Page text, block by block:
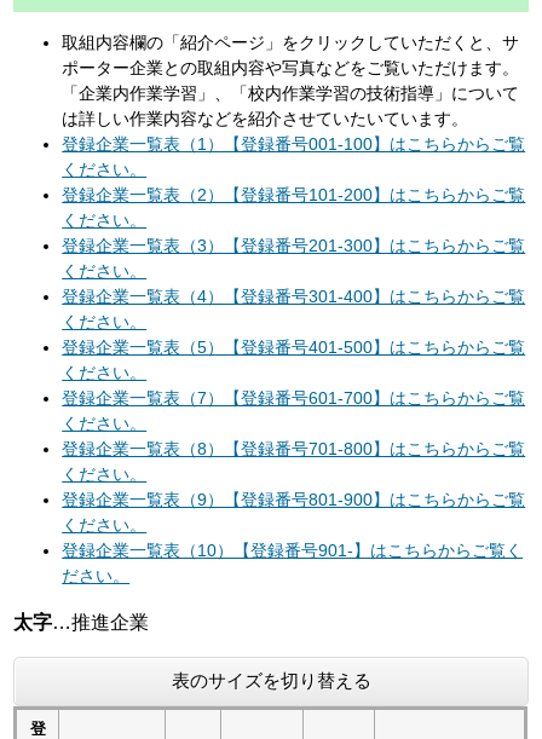
取組内容欄の「紹介ページ」をクリックしていただくと、サ
ポーター企業との取組内容や写真などをご覧いただけます。
「企業内作業学習」、「校内作業学習の技術指導」について
は詳しい作業内容などを紹介させていたいています。
登録企業一覧表（1）【登録番号001-100】はこちらからご覧
ください。
登録企業一覧表（2）【登録番号101-200】はこちらからご覧
ください。
登録企業一覧表（3）【登録番号201-300】はこちらからご覧
ください。
登録企業一覧表（4）【登録番号301-400】はこちらからご覧
ください。
登録企業一覧表（5）【登録番号401-500】はこちらからご覧
ください。
登録企業一覧表（7）【登録番号601-700】はこちらからご覧
ください。
登録企業一覧表（8）【登録番号701-800】はこちらからご覧
ください。
登録企業一覧表（9）【登録番号801-900】はこちらからご覧
ください。
登録企業一覧表（10）【登録番号901-】はこちらからご覧く
ださい。
太字…推進企業
表のサイズを切り替える
登